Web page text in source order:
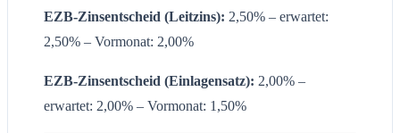
EZB-Zinsentscheid (Leitzins): 2,50% – erwartet:
2,50% – Vormonat: 2,00%
EZB-Zinsentscheid (Einlagensatz): 2,00% –
erwartet: 2,00% – Vormonat: 1,50%